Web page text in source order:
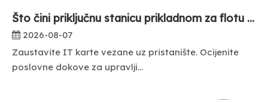
Što čini priključnu stanicu prikladnom za flotu prijenosnih računala u poduzećima?
2026-08-07
Zaustavite IT karte vezane uz pristanište. Ocijenite
poslovne dokove za upravlji...